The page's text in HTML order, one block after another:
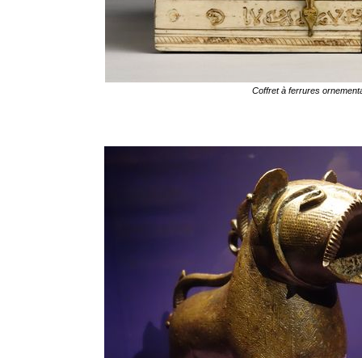
Coffret à ferrures